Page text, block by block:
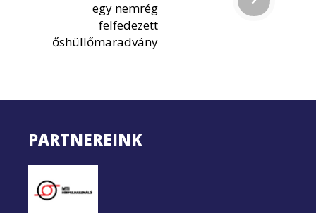
egy nemrég
felfedezett
őshüllőmaradvány
PARTNEREINK